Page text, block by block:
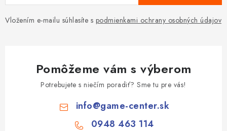
Vložením e-mailu súhlasíte s podmienkami ochrany osobných údajov
Pomôžeme vám s výberom
Potrebujete s niečím poradiť? Sme tu pre vás!
info@game-center.sk
0948 463 114